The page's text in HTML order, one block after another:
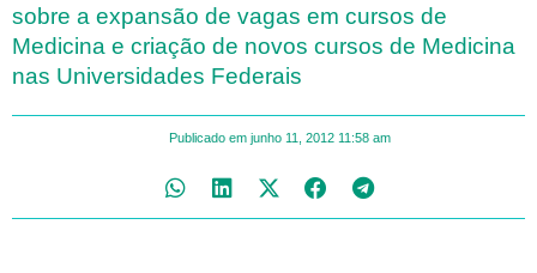
sobre a expansão de vagas em cursos de
Medicina e criação de novos cursos de Medicina
nas Universidades Federais
Publicado em junho 11, 2012 11:58 am